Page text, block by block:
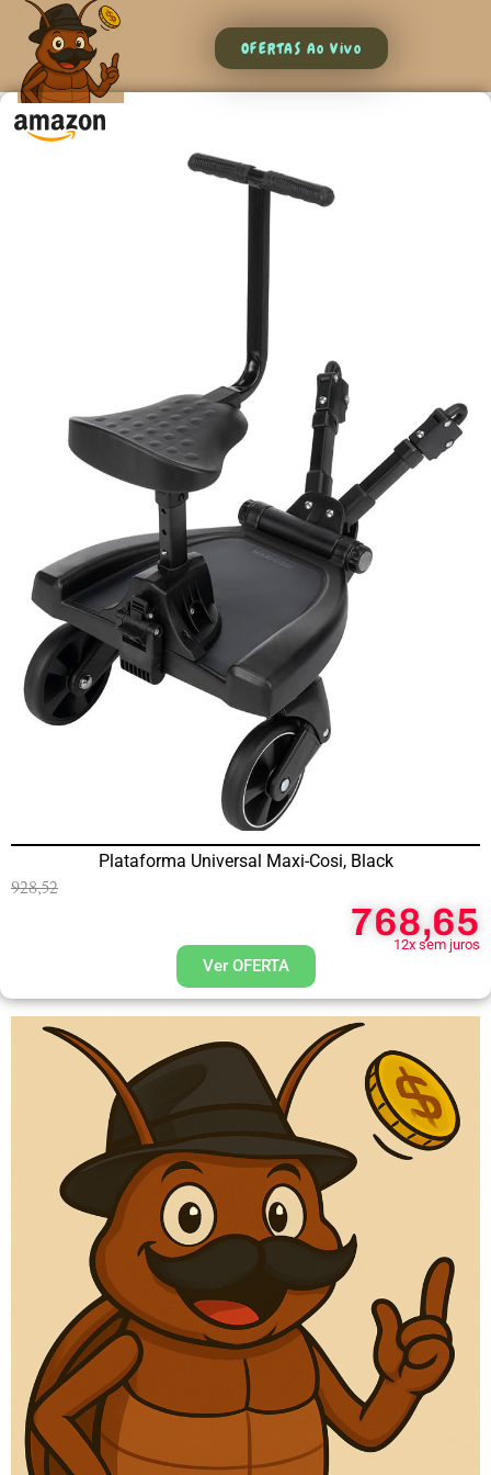
OFERTAS Ao Vivo
Plataforma Universal Maxi-Cosi, Black
928,52
768,65
12x sem juros
Ver OFERTA